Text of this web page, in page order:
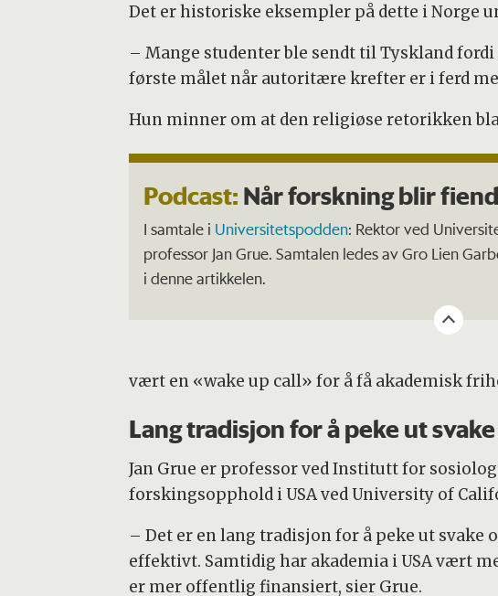
Det er historiske eksempler på dette i Norge
– Mange studenter ble sendt til Tyskland
første målet når autoritære krefter er i ferd
Hun minner om at den religiøse retorikken
Podcast: Når forskning blir
I samtale i Universitetspodden: Rektor ved
professor Jan Grue. Samtalen ledes av Gro Lien
i denne artikkelen.
vært en «wake up call» for å få akademisk
Lang tradisjon for å peke ut
Jan Grue er professor ved Institutt for
forskingsopphold i USA ved University of
– Det er en lang tradisjon for å peke ut
effektivt. Samtidig har akademia i USA vært
er mer offentlig finansiert, sier Grue.